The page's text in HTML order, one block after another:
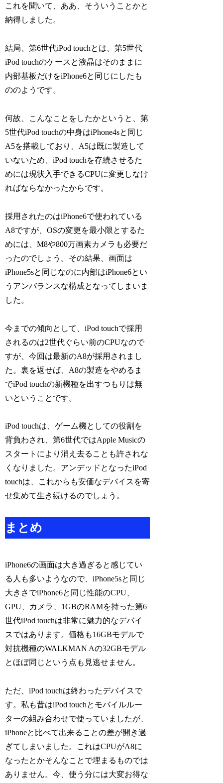
これを聞いて、ああ、そういうことかと
納得しました。
結局、第6世代iPod touchとは、第5世代
iPod touchのケースと液晶はそのままに
内部基板だけをiPhone6と同じにしたも
ののようです。
何故、こんなことをしたかというと、第
5世代iPod touchの中身はiPhone4sと同じ
A5を搭載しており、A5は既に製造して
いないため、iPod touchを存続させるた
めには現状入手できるCPUに変更しなけ
ればならなかったからです。
採用されたのはiPhone6で使われている
A8ですが、OSの変更を最小限とするた
めには、M8や800万画素カメラも必要だ
ったのでしょう。その結果、画面は
iPhone5sと同じなのに内部はiPhone6とい
うアンバランスな構成となってしまいま
した。
今までの傾向として、iPod touchで採用
されるのは2世代ぐらい前のCPUなので
すが、今回は最新のA8が採用されまし
た。裏を返せば、A8の製造をやめるま
でiPod touchの新機種を出すつもりは無
いということです。
iPod touchは、ゲーム機としての役割を
背負わされ、第6世代ではApple Musicの
スタートにより消え去ることも許されな
くなりました。アンデッドとなったiPod
touchは、これからも安価なデバイスを寄
せ集めて生き続けるのでしょう。
まとめ
iPhone6の画面は大き過ぎると感じてい
る人も多いようなので、iPhone5sと同じ
大きさでiPhone6と同じ性能のCPU、
GPU、カメラ、1GBのRAMを持った第6
世代iPod touchは非常に魅力的なデバイ
スではあります。価格も16GBモデルで
対抗機種のWALKMAN Aの32GBモデル
とほぼ同じという点も見逃せません。
ただ、iPod touchは終わったデバイスで
す。私も昔はiPod touchとモバイルルー
ターの組み合わせで使っていましたが、
iPhoneと比べて出来ることの差が開き過
ぎてしまいました。これはCPUがA8に
なったとかそんなことで埋まるものでは
ありません。今、使う分には大変お得な